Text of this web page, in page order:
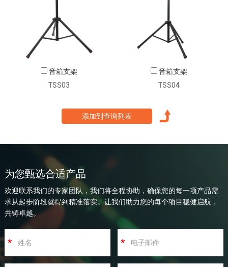
音箱支架
TSS03
音箱支架
TSS04
为您甄选合适产品
欢迎联系我们的专家团队，我们将全程协助，确保您的每一项产品需
求从起步阶段就得到精准落实。让我们助力您的每个项目稳健启航，
共铸卓越。